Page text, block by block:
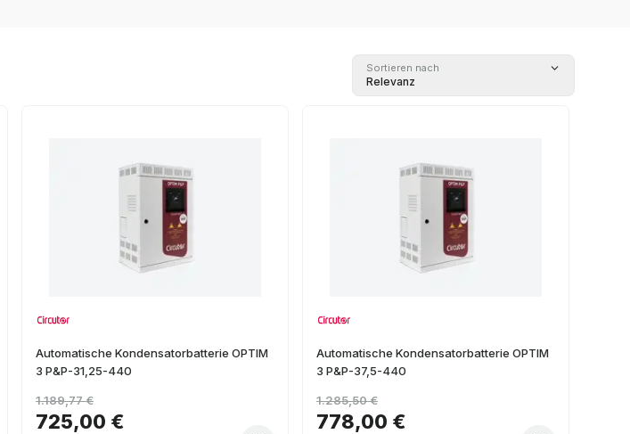
Sortieren nach
Relevanz
Automatische Kondensatorbatterie OPTIM
3 P&P-31,25-440
725,00 €
1.189,77 €
Automatische Kondensatorbatterie OPTIM
3 P&P-37,5-440
778,00 €
1.285,50 €